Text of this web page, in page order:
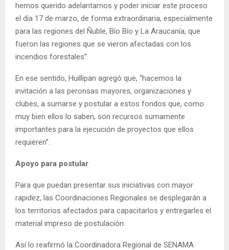
hemos querido adelantarnos y poder iniciar este proceso
el día 17 de marzo, de forma extraordinaria, especialmente
para las regiones del Ñuble, Bío Bío y La Araucanía, que
fueron las regiones que se vieron afectadas con los
incendios forestales”.
En ese sentido, Huillipan agregó que, “hacemos la
invitación a las peronsas mayores, organizaciones y
clubes, a sumarse y postular a estos fondos que, como
muy bien ellos lo saben, son recursos sumamente
importantes para la ejecución de proyectos que ellos
requieren”.
Apoyo para postular
Para que puedan presentar sus iniciativas con mayor
rapidez, las Coordinaciones Regionales se desplegarán a
los territorios afectados para capacitarlos y entregarles el
material impreso de postulación.
Así lo reafirmó la Coordinadora Regional de SENAMA